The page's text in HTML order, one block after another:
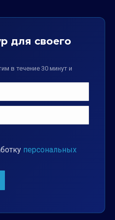
для своего
в течение 30 минут и
персональных